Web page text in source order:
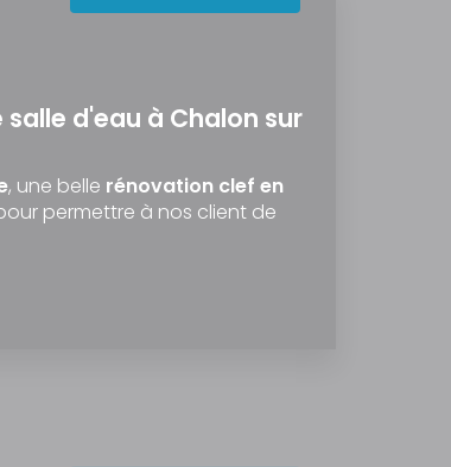
d'eau à Chalon sur
, une belle rénovation clef en
permettre à nos client de